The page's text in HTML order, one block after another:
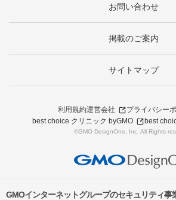
お問い合わせ
掲載のご案内
サイトマップ
利用規約運営会社
プライバシー
best choice クリニック byGMO
best
©GMO DesignOne, Inc. All Rights
GMOインターネットグループのセキュリティ事